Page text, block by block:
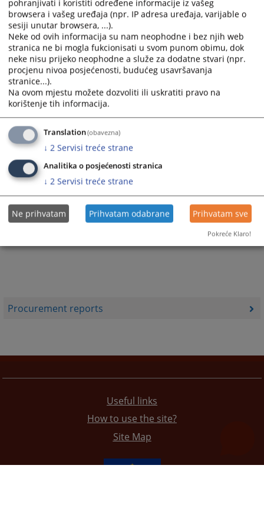
Procurement reports
Trenutno nema vijesti
Useful links
How to use the site?
Site Map
pohranjivati i koristiti određene informacije iz vašeg
browsera i vašeg uređaja (npr. IP adresa uređaja, varijable o
sesiji unutar browsera, ...).
Neke od ovih informacija su nam neophodne i bez njih web
stranica ne bi mogla fukcionisati u svom punom obimu, dok
neke nisu prijeko neophodne a služe za dodatne stvari (npr.
procjenu nivoa posjećenosti, budućeg usavršavanja
stranice...).
Na ovom mjestu možete dozvoliti ili uskratiti pravo na
korištenje tih informacija.
Translation(obavezna)
↓ 2 Servisi treće strane
Analitika o posjećenosti stranica
↓ 2 Servisi treće strane
Ne prihvatam Prihvatam odabrane Prihvatam sve
Pokreće Klaro!